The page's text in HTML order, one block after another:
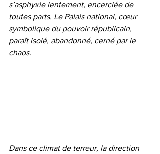
s’asphyxie lentement, encerclée de
toutes parts. Le Palais national, cœur
symbolique du pouvoir républicain,
paraît isolé, abandonné, cerné par le
chaos.
Dans ce climat de terreur, la direction